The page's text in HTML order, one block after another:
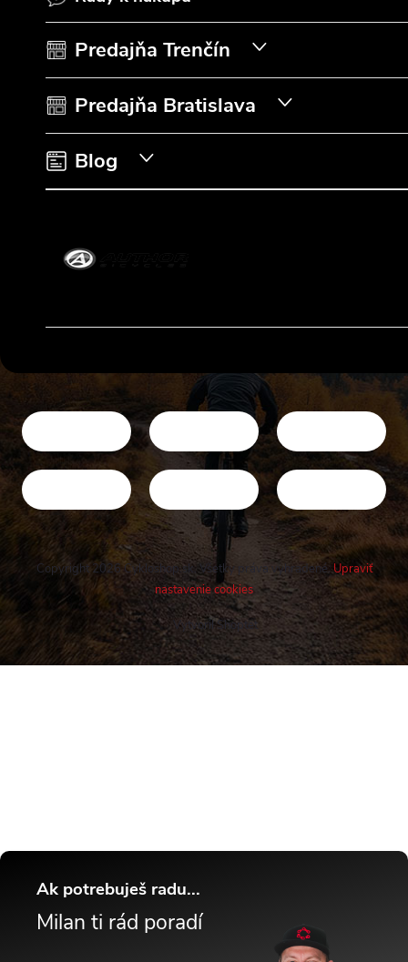
Predajňa Trenčín
Predajňa Bratislava
Blog
Vytvoril Shoptet
Copyright 2026 Cykloshop.sk. Všetky práva vyhradené.Upraviť
nastavenie cookies
Ak potrebuješ radu...
Milan ti rád poradí